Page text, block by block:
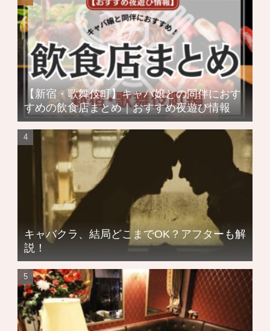
【新宿・歌舞伎町】キャバ嬢との同伴におす
すめの飲食店まとめ｜おすすめ夜遊び情報
キャバクラ、結局どこまでOK？アフターも解
説！